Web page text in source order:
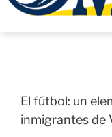
El fútbol: un
inmigrantes de